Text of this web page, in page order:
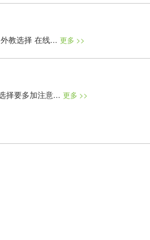
教选择 在线... 更多 >>
择要多加注意... 更多 >>